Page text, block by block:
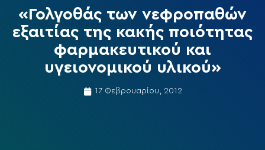
«Γολγοθάς των νεφροπαθών
εξαιτίας της κακής ποιότητας
φαρμακευτικού και
υγειονομικού υλικού»
17 Φεβρουαρίου, 2012